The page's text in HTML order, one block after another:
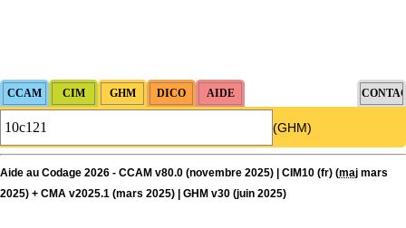
(GHM)
Aide au Codage 2026 - CCAM v80.0 (novembre 2025) | CIM10 (fr) (maj mars
2025) + CMA v2025.1 (mars 2025) | GHM v30 (juin 2025)